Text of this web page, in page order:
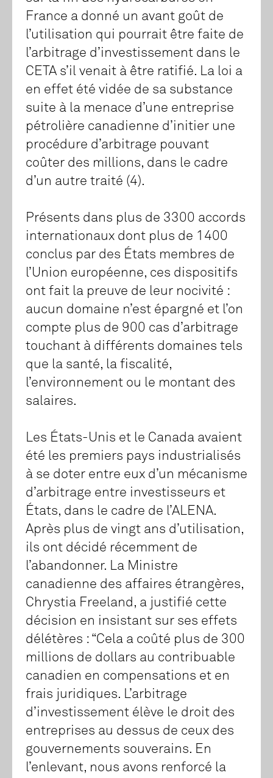
France a donné un avant goût de
l’utilisation qui pourrait être faite de
l’arbitrage d’investissement dans le
CETA s’il venait à être ratifié. La loi a
en effet été vidée de sa substance
suite à la menace d’une entreprise
pétrolière canadienne d’initier une
procédure d’arbitrage pouvant
coûter des millions, dans le cadre
d’un autre traité (4).
Présents dans plus de 3300 accords
internationaux dont plus de 1400
conclus par des États membres de
l’Union européenne, ces dispositifs
ont fait la preuve de leur nocivité :
aucun domaine n’est épargné et l’on
compte plus de 900 cas d’arbitrage
touchant à différents domaines tels
que la santé, la fiscalité,
l’environnement ou le montant des
salaires.
Les États-Unis et le Canada avaient
été les premiers pays industrialisés
à se doter entre eux d’un mécanisme
d’arbitrage entre investisseurs et
États, dans le cadre de l’ALENA.
Après plus de vingt ans d’utilisation,
ils ont décidé récemment de
l’abandonner. La Ministre
canadienne des affaires étrangères,
Chrystia Freeland, a justifié cette
décision en insistant sur ses effets
délétères : “Cela a coûté plus de 300
millions de dollars au contribuable
canadien en compensations et en
frais juridiques. L’arbitrage
d’investissement élève le droit des
entreprises au dessus de ceux des
gouvernements souverains. En
l’enlevant, nous avons renforcé la